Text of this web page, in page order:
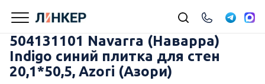
504131101 Navarra (Наварра)
Indigo синий плитка для стен
20,1*50,5, Azori (Азори)